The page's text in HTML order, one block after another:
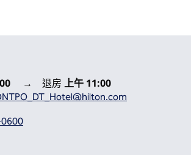
→ 退房 上午 11:00